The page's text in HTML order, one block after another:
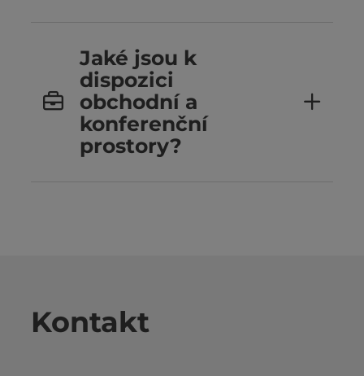
Jaké jsou k
dispozici
obchodní a
konferenční
prostory?
Kontakt